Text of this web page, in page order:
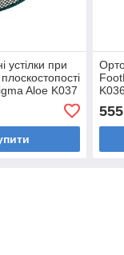
устілки при
Aloe K037
555